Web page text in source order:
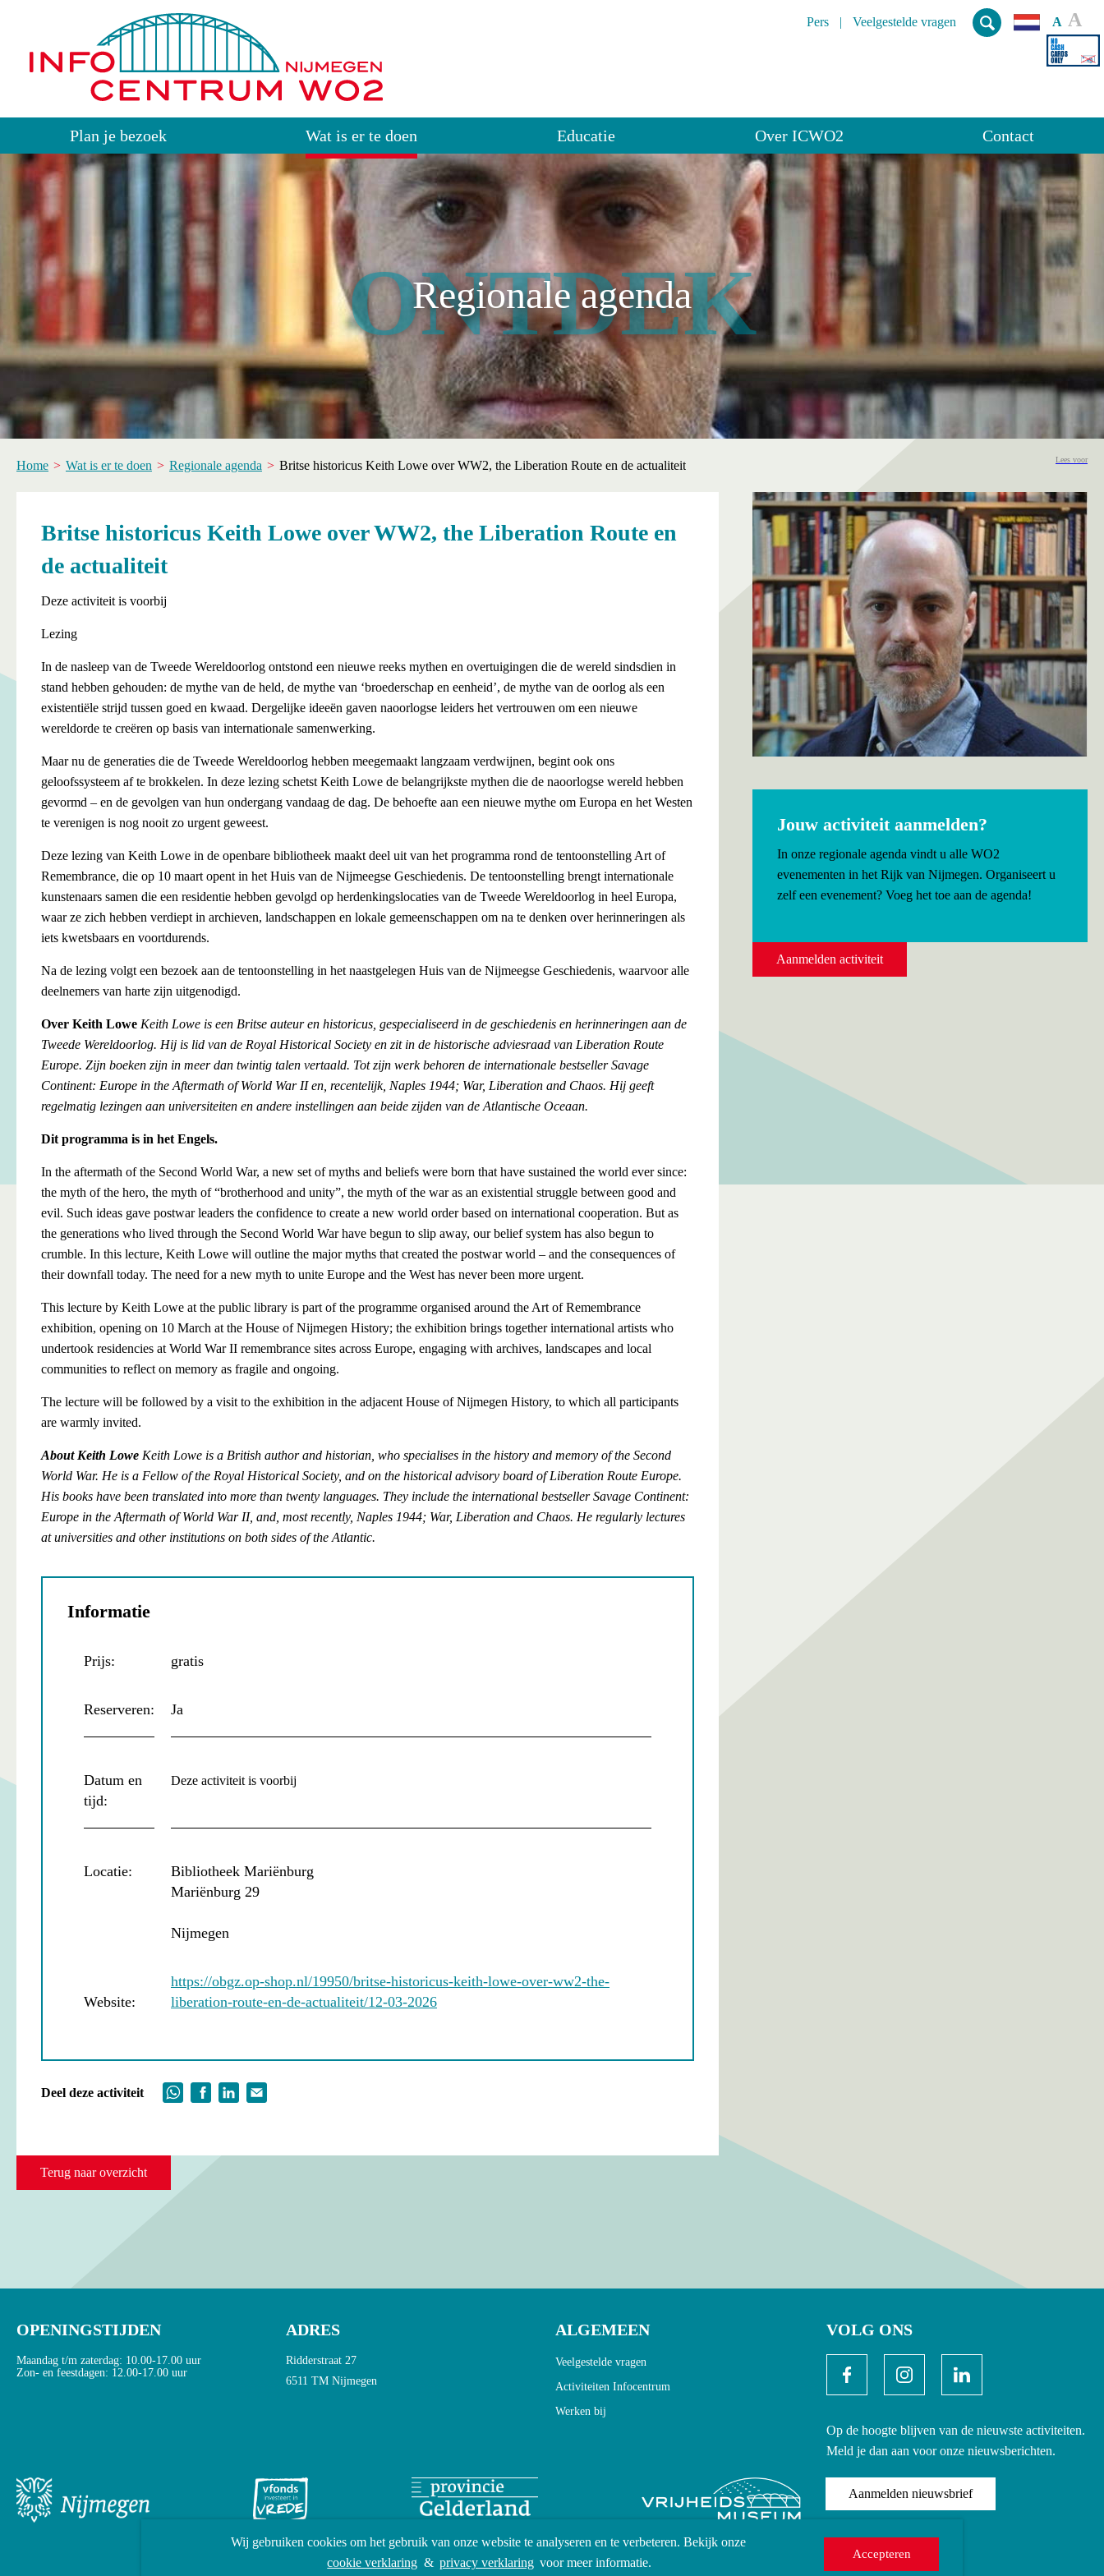
Wij gebruiken cookies om het gebruik van onze website te analyseren en te verbeteren. Bekijk onze
cookie verklaring & privacy verklaring voor meer informatie.
Accepteren
Pers Veelgestelde vragen A A
Plan je bezoek Wat is er te doen Educatie Over ICWO2 Contact
Regionale agenda
ONTDEK
Home Wat is er te doen Regionale agenda Britse historicus Keith Lowe over WW2, the Liberation Route en de actualiteit Lees voor
Britse historicus Keith Lowe over WW2, the Liberation Route en
de actualiteit
Deze activiteit is voorbij
Lezing
In de nasleep van de Tweede Wereldoorlog ontstond een nieuwe reeks mythen en overtuigingen die de wereld sindsdien in
stand hebben gehouden: de mythe van de held, de mythe van ‘broederschap en eenheid’, de mythe van de oorlog als een
existentiële strijd tussen goed en kwaad. Dergelijke ideeën gaven naoorlogse leiders het vertrouwen om een nieuwe
wereldorde te creëren op basis van internationale samenwerking.
Maar nu de generaties die de Tweede Wereldoorlog hebben meegemaakt langzaam verdwijnen, begint ook ons
geloofssysteem af te brokkelen. In deze lezing schetst Keith Lowe de belangrijkste mythen die de naoorlogse wereld hebben
gevormd – en de gevolgen van hun ondergang vandaag de dag. De behoefte aan een nieuwe mythe om Europa en het Westen
te verenigen is nog nooit zo urgent geweest.
Deze lezing van Keith Lowe in de openbare bibliotheek maakt deel uit van het programma rond de tentoonstelling Art of
Remembrance, die op 10 maart opent in het Huis van de Nijmeegse Geschiedenis. De tentoonstelling brengt internationale
kunstenaars samen die een residentie hebben gevolgd op herdenkingslocaties van de Tweede Wereldoorlog in heel Europa,
waar ze zich hebben verdiept in archieven, landschappen en lokale gemeenschappen om na te denken over herinneringen als
iets kwetsbaars en voortdurends.
Na de lezing volgt een bezoek aan de tentoonstelling in het naastgelegen Huis van de Nijmeegse Geschiedenis, waarvoor alle
deelnemers van harte zijn uitgenodigd.
Over Keith Lowe Keith Lowe is een Britse auteur en historicus, gespecialiseerd in de geschiedenis en herinneringen aan de
Tweede Wereldoorlog. Hij is lid van de Royal Historical Society en zit in de historische adviesraad van Liberation Route
Europe. Zijn boeken zijn in meer dan twintig talen vertaald. Tot zijn werk behoren de internationale bestseller Savage
Continent: Europe in the Aftermath of World War II en, recentelijk, Naples 1944; War, Liberation and Chaos. Hij geeft
regelmatig lezingen aan universiteiten en andere instellingen aan beide zijden van de Atlantische Oceaan.
Dit programma is in het Engels.
In the aftermath of the Second World War, a new set of myths and beliefs were born that have sustained the world ever since:
the myth of the hero, the myth of “brotherhood and unity”, the myth of the war as an existential struggle between good and
evil. Such ideas gave postwar leaders the confidence to create a new world order based on international cooperation. But as
the generations who lived through the Second World War have begun to slip away, our belief system has also begun to
crumble. In this lecture, Keith Lowe will outline the major myths that created the postwar world – and the consequences of
their downfall today. The need for a new myth to unite Europe and the West has never been more urgent.
This lecture by Keith Lowe at the public library is part of the programme organised around the Art of Remembrance
exhibition, opening on 10 March at the House of Nijmegen History; the exhibition brings together international artists who
undertook residencies at World War II remembrance sites across Europe, engaging with archives, landscapes and local
communities to reflect on memory as fragile and ongoing.
The lecture will be followed by a visit to the exhibition in the adjacent House of Nijmegen History, to which all participants
are warmly invited.
About Keith Lowe Keith Lowe is a British author and historian, who specialises in the history and memory of the Second
World War. He is a Fellow of the Royal Historical Society, and on the historical advisory board of Liberation Route Europe.
His books have been translated into more than twenty languages. They include the international bestseller Savage Continent:
Europe in the Aftermath of World War II, and, most recently, Naples 1944; War, Liberation and Chaos. He regularly lectures
at universities and other institutions on both sides of the Atlantic.
Informatie
Prijs: gratis
Reserveren: Ja
Datum en
tijd:
Deze activiteit is voorbij
Locatie:
Bibliotheek Mariënburg
Mariënburg 29
Nijmegen
Website:
https://obgz.op-shop.nl/19950/britse-historicus-keith-lowe-over-ww2-the-
liberation-route-en-de-actualiteit/12-03-2026
Deel deze activiteit
Terug naar overzicht
Jouw activiteit aanmelden?
In onze regionale agenda vindt u alle WO2
evenementen in het Rijk van Nijmegen. Organiseert u
zelf een evenement? Voeg het toe aan de agenda!
Aanmelden activiteit
OPENINGSTIJDEN
Maandag t/m zaterdag: 10.00-17.00 uur
Zon- en feestdagen: 12.00-17.00 uur
ADRES
Ridderstraat 27
6511 TM Nijmegen
ALGEMEEN
Veelgestelde vragen
Activiteiten Infocentrum
Werken bij
VOLG ONS
Op de hoogte blijven van de nieuwste activiteiten.
Meld je dan aan voor onze nieuwsberichten.
Aanmelden nieuwsbrief